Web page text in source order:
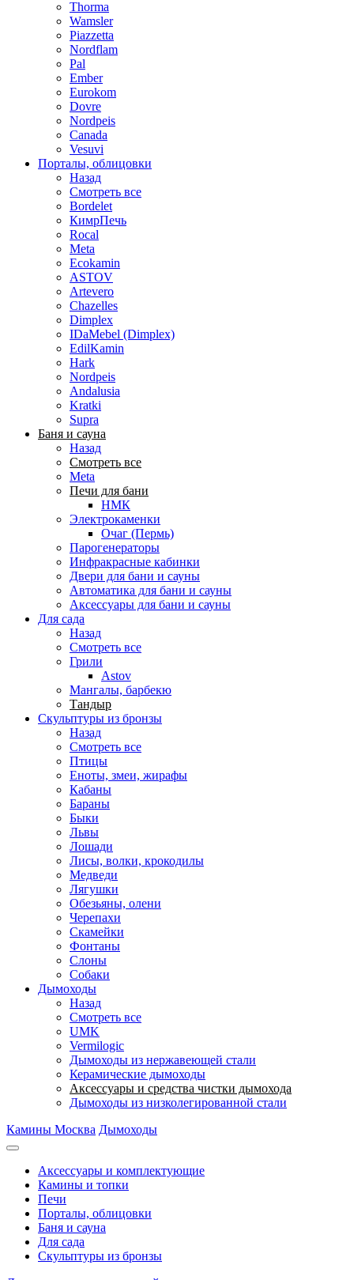
Thorma
Wamsler
Piazzetta
Nordflam
Pal
Ember
Eurokom
Dovre
Nordpeis
Canada
Vesuvi
Порталы, облицовки
Назад
Смотреть все
Bordelet
КимрПечь
Rocal
Meta
Ecokamin
ASTOV
Artevero
Chazelles
Dimplex
IDaMebel (Dimplex)
EdilKamin
Hark
Nordpeis
Andalusia
Kratki
Supra
Баня и сауна
Назад
Смотреть все
Meta
Печи для бани
НМК
Электрокаменки
Очаг (Пермь)
Парогенераторы
Инфракрасные кабинки
Двери для бани и сауны
Автоматика для бани и сауны
Аксессуары для бани и сауны
Для сада
Назад
Смотреть все
Грили
Astov
Мангалы, барбекю
Тандыр
Скульптуры из бронзы
Назад
Смотреть все
Птицы
Еноты, змеи, жирафы
Кабаны
Бараны
Быки
Львы
Лошади
Лисы, волки, крокодилы
Медведи
Лягушки
Обезьяны, олени
Черепахи
Скамейки
Фонтаны
Слоны
Собаки
Дымоходы
Назад
Смотреть все
UMK
Vermilogic
Дымоходы из нержавеющей стали
Керамические дымоходы
Аксессуары и средства чистки дымохода
Дымоходы из низколегированной стали
Камины Москва Дымоходы
Аксессуары и комплектующие
Камины и топки
Печи
Порталы, облицовки
Баня и сауна
Для сада
Скульптуры из бронзы